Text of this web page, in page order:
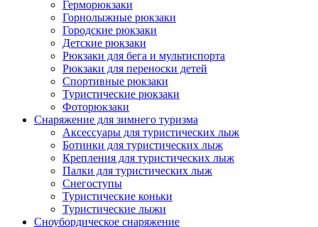
Герморюкзаки
Горнолыжные рюкзаки
Городские рюкзаки
Детские рюкзаки
Рюкзаки для бега и мультиспорта
Рюкзаки для переноски детей
Спортивные рюкзаки
Туристические рюкзаки
Фоторюкзаки
Снаряжение для зимнего туризма
Аксессуары для туристических лыж
Ботинки для туристических лыж
Крепления для туристических лыж
Палки для туристических лыж
Снегоступы
Туристические коньки
Туристические лыжи
Сноубордическое снаряжение